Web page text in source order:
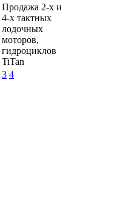
Продажа 2-х и
4-х тактных
лодочных
моторов,
гидроциклов
TiTan
3 4